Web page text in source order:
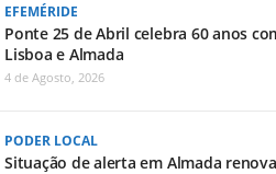
EFEMÉRIDE
Ponte 25 de Abril celebra 60 anos
Lisboa e Almada
4 de Agosto, 2026
PODER LOCAL
Situação de alerta em Almada